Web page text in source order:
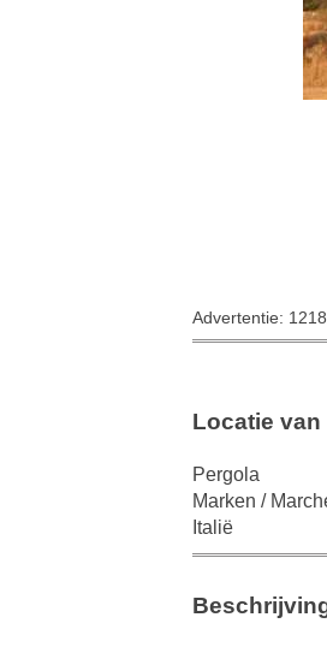
Advertentie:
Locatie
Pergola
Marken /
Italië